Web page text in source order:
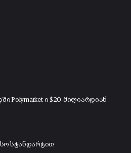
Polymarket-ი $20-მილიარდიან
სტანდარტით